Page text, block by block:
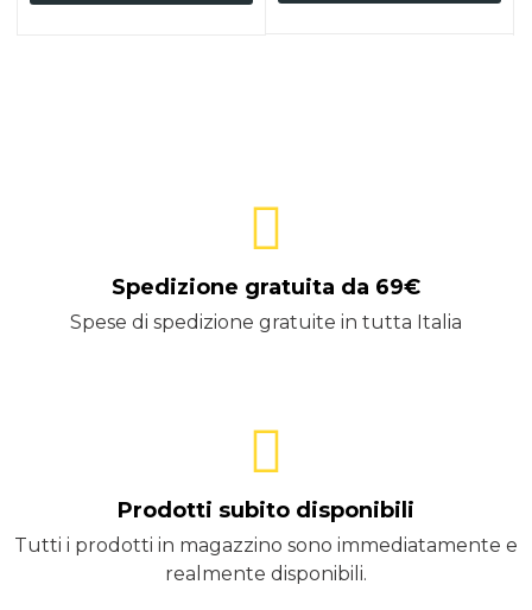
Spedizione gratuita da 69€
Spese di spedizione gratuite in tutta Italia
Prodotti subito disponibili
Tutti i prodotti in magazzino sono immediatamente e
realmente disponibili.